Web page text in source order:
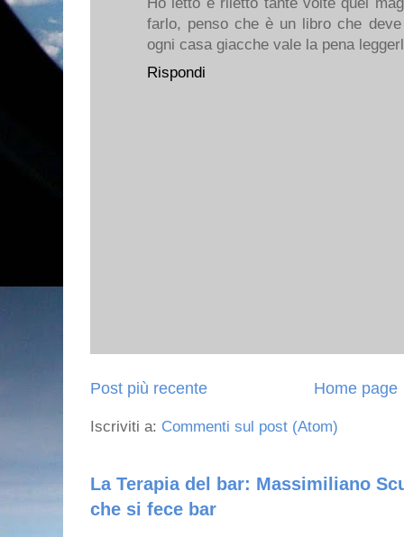
farlo, penso che è un libro che
ogni casa giacche vale la pena
Rispondi
Post più recente Home page
Iscriviti a: Commenti sul post (Atom)
La Terapia del bar: Massimiliano
che si fece bar